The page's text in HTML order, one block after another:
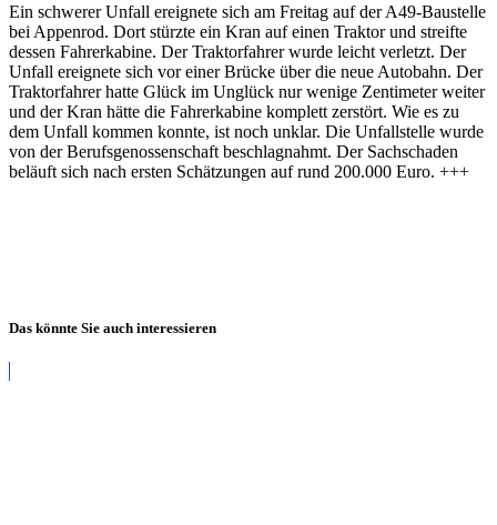
Ein schwerer Unfall ereignete sich am Freitag auf der A49-Baustelle
bei Appenrod. Dort stürzte ein Kran auf einen Traktor und streifte
dessen Fahrerkabine. Der Traktorfahrer wurde leicht verletzt. Der
Unfall ereignete sich vor einer Brücke über die neue Autobahn. Der
Traktorfahrer hatte Glück im Unglück nur wenige Zentimeter weiter
und der Kran hätte die Fahrerkabine komplett zerstört. Wie es zu
dem Unfall kommen konnte, ist noch unklar. Die Unfallstelle wurde
von der Berufsgenossenschaft beschlagnahmt. Der Sachschaden
beläuft sich nach ersten Schätzungen auf rund 200.000 Euro. +++
Das könnte Sie auch interessieren